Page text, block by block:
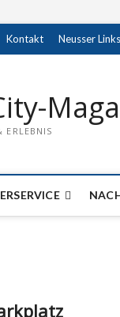
Kontakt Neusser Links
ERLEBNIS